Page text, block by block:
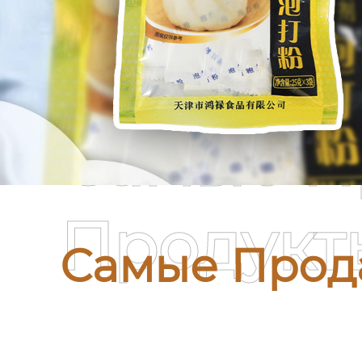
Самые
Самые